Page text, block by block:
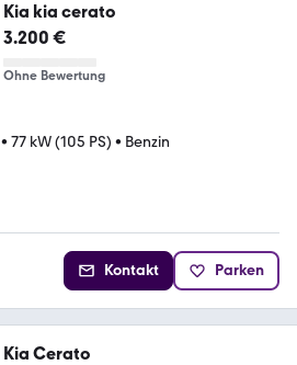
Kia kia cerato
3.200 €
Ohne Bewertung
• 77 kW (105 PS) • Benzin
Kontakt Parken
Kia Cerato